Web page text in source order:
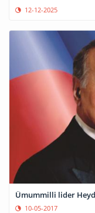
12-12-2025
Ümummilli lider
10-05-2017